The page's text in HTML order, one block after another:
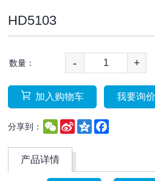
HD5103
数量： - +
加入购物车 我要询价
分享到： WeChat
Sina
Weibo
Qzone
产品详情